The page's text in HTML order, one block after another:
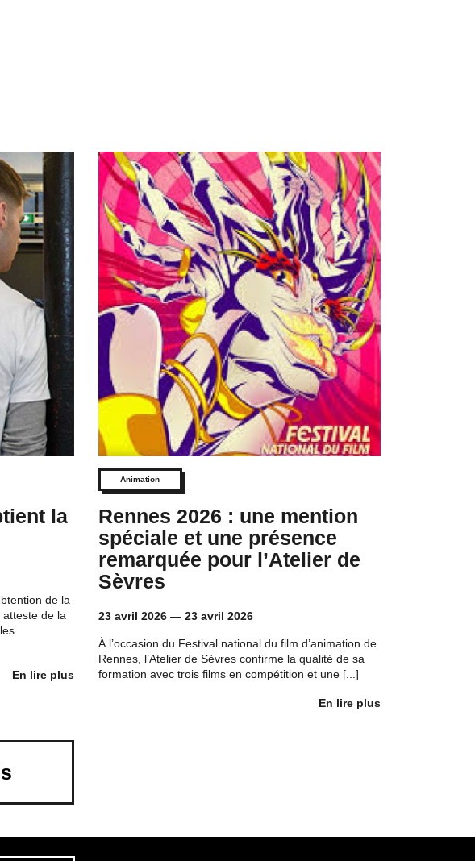
la
de la
atteste de la
En lire plus
Animation
Rennes 2026 : une mention
spéciale et une présence
remarquée pour l’Atelier de
Sèvres
23 avril 2026— 23 avril 2026
À l’occasion du Festival national du film d’animation de
Rennes, l’Atelier de Sèvres confirme la qualité de sa
formation avec trois films en compétition et une [...]
En lire plus